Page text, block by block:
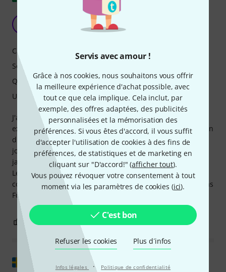
Servis avec amour !
Grâce à nos cookies, nous souhaitons vous offrir
la meilleure expérience d'achat possible, avec
tout ce que cela implique. Cela inclut, par
exemple, des offres adaptées, des publicités
personnalisées et la mémorisation des
préférences. Si vous êtes d'accord, il vous suffit
d'accepter l'utilisation de cookies à des fins de
préférences, de statistiques et de marketing en
cliquant sur "D'accord!" (afficher tout).
Vous pouvez révoquer votre consentement à tout
moment via les paramètres de cookies (ici).
C'est bon
Refuser les cookies Plus d´infos
Infos légales · Politique de confidentialité
TalloPao 01.08.2024
J'adore les pédales Cornerstone, et cette Fuzz ne fait pas
exception. La réponse dynamique de la pédale à la variation
du volume de la guitare en fait une pédale avec laquelle
jouer de nombreux genres, de nombreuses chansons sans
jamais l'éteindre. Avec deux voix similaires mais distinctes.
Le circuit gladio inséré à l'intérieur et gérable avec le
contrôle "comp" le rend utilisable par ceux qui n'aiment pas
Fuzz.
Caractéristiques
Son
Qualité de fabrication
Utilisation